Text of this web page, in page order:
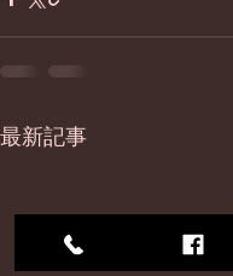
最新記事